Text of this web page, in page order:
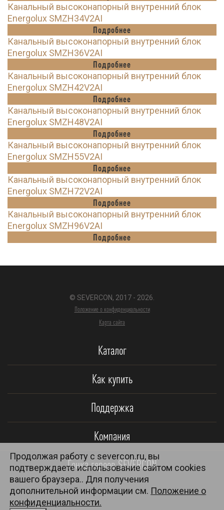
Канальный высоконапорный внутренний блок
Energolux SMZH34V2AI
Подробнее
Канальный высоконапорный внутренний блок
Energolux SMZH36V2AI
Подробнее
Канальный высоконапорный внутренний блок
Energolux SMZH42V2AI
Подробнее
Канальный высоконапорный внутренний блок
Energolux SMZH48V2AI
Подробнее
Канальный высоконапорный внутренний блок
Energolux SMZH55V2AI
Подробнее
Канальный высоконапорный внутренний блок
Energolux SMZH72V2AI
Подробнее
Канальный высоконапорный внутренний блок
Energolux SMZH96V2AI
Подробнее
© SEVERCON, 2017 - 2026.
Положение о конфиденциальности
Карта сайта
Каталог
Как купить
Поддержка
Компания
Гонка героев SEVERCON
Продолжая работу с severcon.ru, вы
подтверждаете использование сайтом cookies
вашего браузера.. Для получения
дополнительной информации см. Положение о
конфиденциальности.